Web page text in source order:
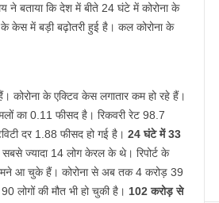
ने बताया कि देश में बीते 24 घंटे में कोरोना के
केस में बड़ी बढ़ोतरी हुई है। कल कोरोना के
कोरोना के एक्टिव केस लगातार कम हो रहे हैं।
का 0.11 फीसद है। रिकवरी रेट 98.7
दर 1.88 फीसद हो गई है। 24 घंटे में 33
ज्यादा 14 लोग केरल के थे। रिपोर्ट के
आ चुके हैं। कोरोना से अब तक 4 करोड़ 39
लोगों की मौत भी हो चुकी है। 102 करोड़ से